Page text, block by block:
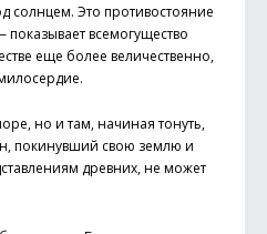
солнцем. Это противостояние
всемогущество
еще более величественно,
но и там, начиная тонуть,
покинувший свою землю и
древних, не может